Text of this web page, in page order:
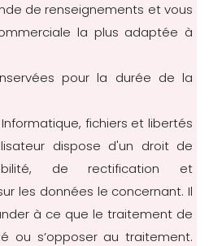
de renseignements et vous
la plus adaptée à
pour la durée de la
fichiers et libertés
dispose d'un droit de
de rectification et
les données le concernant. Il
à ce que le traitement de
ou s’opposer au traitement.